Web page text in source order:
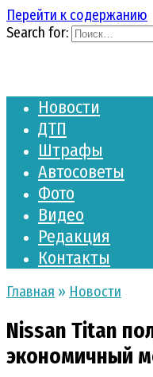
Перейти к содержанию
Search for:
Новости
ДТП
Штрафы
Автосоветы
Фото
Видео
Редакция
Контакты
Главная » Новости
Nissan Titan
экономичный